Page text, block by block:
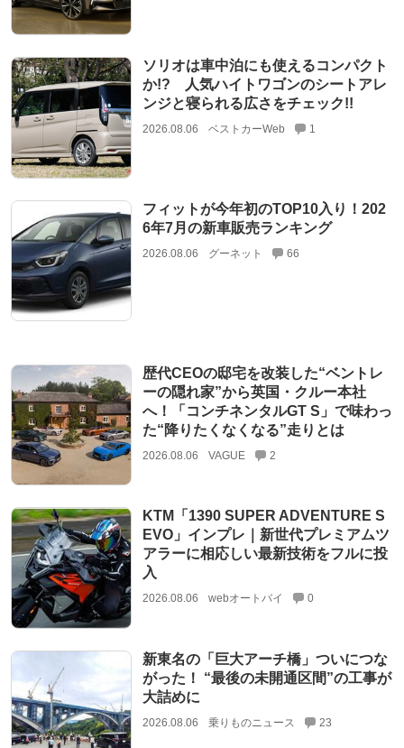
ソリオは車中泊にも使えるコンパクト
か!? 人気ハイトワゴンのシートアレ
ンジと寝られる広さをチェック!!
2026.08.06 ベストカーWeb 1
フィットが今年初のTOP10入り！202
6年7月の新車販売ランキング
2026.08.06 グーネット 66
歴代CEOの邸宅を改装した“ベントレ
ーの隠れ家”から英国・クルー本社
へ！「コンチネンタルGT S」で味わっ
た“降りたくなくなる”走りとは
2026.08.06 VAGUE 2
KTM「1390 SUPER ADVENTURE S
EVO」インプレ｜新世代プレミアムツ
アラーに相応しい最新技術をフルに投
入
2026.08.06 webオートバイ 0
新東名の「巨大アーチ橋」ついにつな
がった！ “最後の未開通区間”の工事が
大詰めに
2026.08.06 乗りものニュース 23